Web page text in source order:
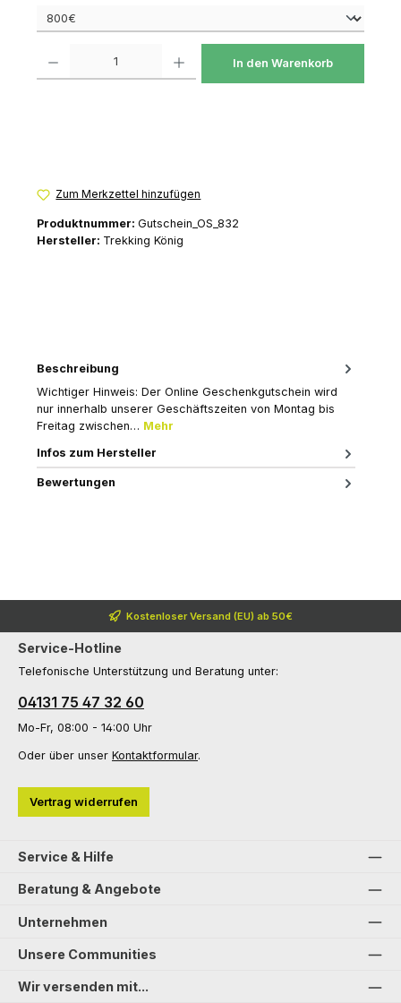
In den Warenkorb
Zum Merkzettel hinzufügen
Produktnummer: Gutschein_OS_832
Hersteller: Trekking König
Beschreibung
Wichtiger Hinweis: Der Online Geschenkgutschein wird
nur innerhalb unserer Geschäftszeiten von Montag bis
Freitag zwischen… Mehr
Infos zum Hersteller
Bewertungen
Kostenloser Versand (EU) ab 50€
Service-Hotline
Telefonische Unterstützung und Beratung unter:
04131 75 47 32 60
Mo-Fr, 08:00 - 14:00 Uhr
Oder über unser Kontaktformular.
Vertrag widerrufen
Service & Hilfe
Beratung & Angebote
Unternehmen
Unsere Communities
Wir versenden mit...